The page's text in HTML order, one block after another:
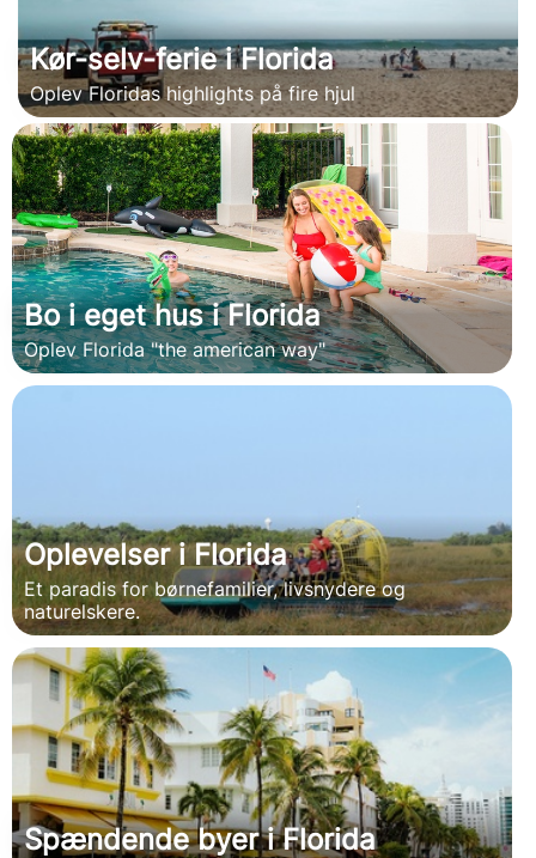
Kør-selv-ferie i Florida
Oplev Floridas highlights på fire hjul
Bo i eget hus i Florida
Oplev Florida "the american way"
Oplevelser i Florida
Et paradis for børnefamilier, livsnydere og
naturelskere.
Spændende byer i Florida